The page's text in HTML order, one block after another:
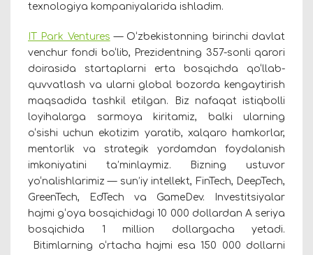
texnologiya kompaniyalarida ishladim.
IT Park Ventures — O‘zbekistonning birinchi davlat
venchur fondi bo‘lib, Prezidentning 357-sonli qarori
doirasida startaplarni erta bosqichda qo‘llab-
quvvatlash va ularni global bozorda kengaytirish
maqsadida tashkil etilgan. Biz nafaqat istiqbolli
loyihalarga sarmoya kiritamiz, balki ularning
o‘sishi uchun ekotizim yaratib, xalqaro hamkorlar,
mentorlik va strategik yordamdan foydalanish
imkoniyatini ta’minlaymiz. Bizning ustuvor
yo‘nalishlarimiz — sun’iy intellekt, FinTech, DeepTech,
GreenTech, EdTech va GameDev. Investitsiyalar
hajmi g‘oya bosqichidagi 10 000 dollardan A seriya
bosqichida 1 million dollargacha yetadi.
Bitimlarning o‘rtacha hajmi esa 150 000 dollarni